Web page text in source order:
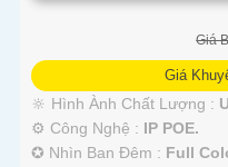
Giá
Giá
🔆 Hình Ành Chất Lượng :
⚙ Công Nghệ : IP POE.
✪ Nhìn Ban Đêm : Full